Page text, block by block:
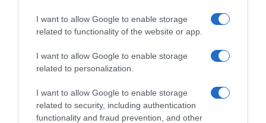
I want to allow Google to enable storage
related to functionality of the website or app.
I want to allow Google to enable storage
related to personalization.
I want to allow Google to enable storage
related to security, including authentication
functionality and fraud prevention, and other
13.06.2022 - 13:59